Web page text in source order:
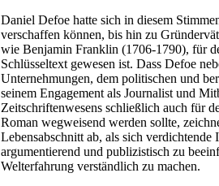
Daniel Defoe hatte sich in diesem
verschaffen können, bis hin zu
wie Benjamin Franklin (1706-1790), für
Schlüsseltext gewesen ist. Dass Defoe
Unternehmungen, dem politischen und
seinem Engagement als Journalist und
Zeitschriftenwesens schließlich auch für
Roman wegweisend werden sollte,
Lebensabschnitt ab, als sich verdichtende
argumentierend und publizistisch zu
Welterfahrung verständlich zu machen.